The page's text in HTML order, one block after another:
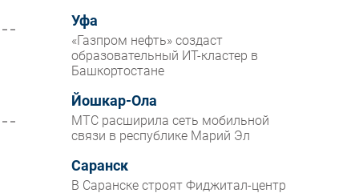
Уфа
«Газпром нефть» создаст
образовательный ИТ-кластер в
Башкортостане
Йошкар-Ола
МТС расширила сеть мобильной
связи в республике Марий Эл
Саранск
В Саранске строят Фиджитал-центр